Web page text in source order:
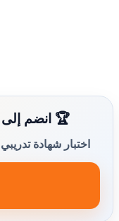
🏆 انضم إلى
اختبار شهادة